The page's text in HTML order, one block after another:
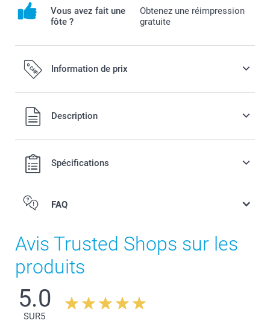
Vous avez fait une
fôte ?
Obtenez une réimpression
gratuite
Information de prix
Tous les prix sont en francs suisses (CHF), TVA incluse et
hors frais de port.
Description
Spécifications
FAQ
Avis Trusted Shops sur les
produits
5.0
SUR5